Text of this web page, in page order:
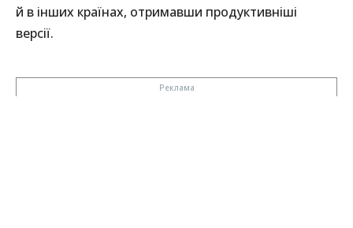
й в інших країнах, отримавши продуктивніші
версії.